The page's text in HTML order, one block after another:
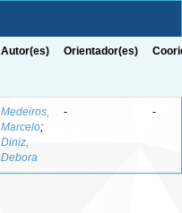
Autor(es) Orientador(es)
Medeiros,
Marcelo;
Diniz,
Debora
- -